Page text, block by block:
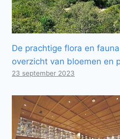
De prachtige flora en
overzicht van bloemen en
23 september 2023